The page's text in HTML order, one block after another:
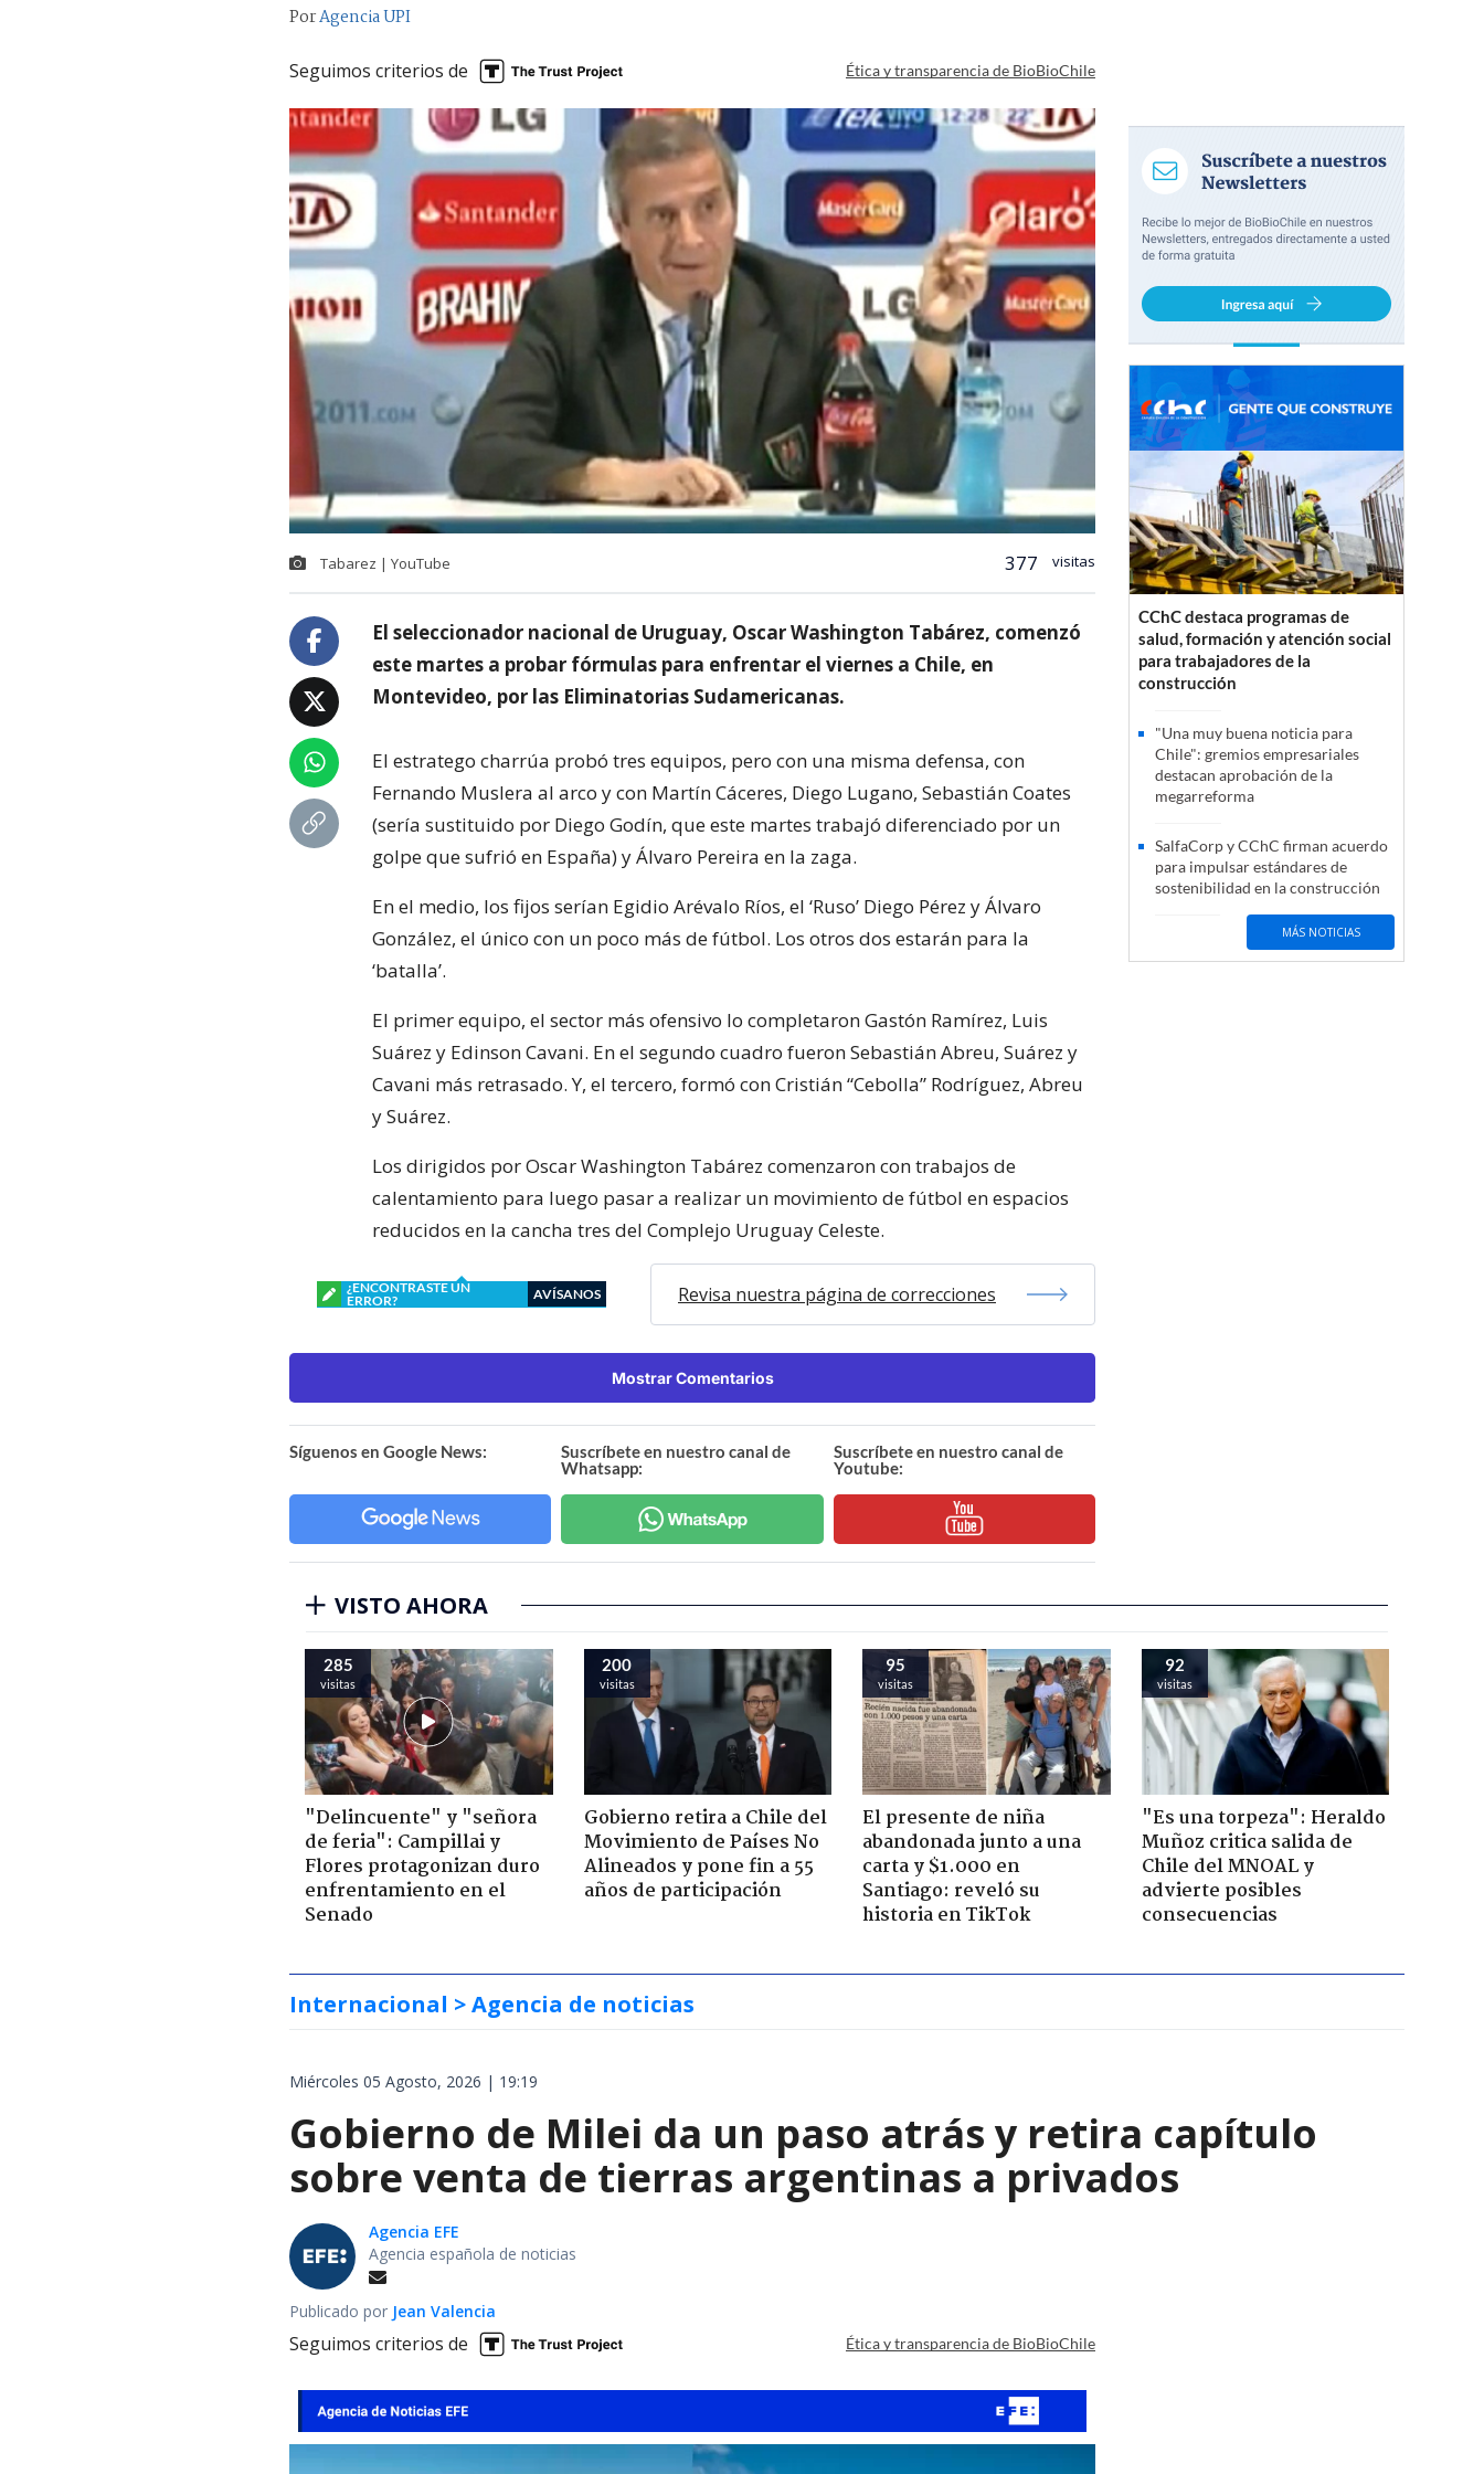
PorAgencia UPI
Seguimos criterios de Ética y transparencia de BioBioChile
Tabarez | YouTube 377 visitas
El seleccionador nacional de Uruguay, Oscar Washington Tabárez, comenzó
este martes a probar fórmulas para enfrentar el viernes a Chile, en
Montevideo, por las Eliminatorias Sudamericanas.
El estratego charrúa probó tres equipos, pero con una misma defensa, con
Fernando Muslera al arco y con Martín Cáceres, Diego Lugano, Sebastián Coates
(sería sustituido por Diego Godín, que este martes trabajó diferenciado por un
golpe que sufrió en España) y Álvaro Pereira en la zaga.
En el medio, los fijos serían Egidio Arévalo Ríos, el ‘Ruso’ Diego Pérez y Álvaro
González, el único con un poco más de fútbol. Los otros dos estarán para la
‘batalla’.
El primer equipo, el sector más ofensivo lo completaron Gastón Ramírez, Luis
Suárez y Edinson Cavani. En el segundo cuadro fueron Sebastián Abreu, Suárez y
Cavani más retrasado. Y, el tercero, formó con Cristián “Cebolla” Rodríguez, Abreu
y Suárez.
Los dirigidos por Oscar Washington Tabárez comenzaron con trabajos de
calentamiento para luego pasar a realizar un movimiento de fútbol en espacios
reducidos en la cancha tres del Complejo Uruguay Celeste.
¿ENCONTRASTE UN
ERROR?
AVÍSANOS Revisa nuestra página de correcciones
Mostrar Comentarios
Síguenos en Google News:
Suscríbete en nuestro canal de
Whatsapp:
Suscríbete en nuestro canal de
Youtube:
CChC destaca programas de
salud, formación y atención social
para trabajadores de la
construcción
"Una muy buena noticia para
Chile": gremios empresariales
destacan aprobación de la
megarreforma
SalfaCorp y CChC firman acuerdo
para impulsar estándares de
sostenibilidad en la construcción
MÁS NOTICIAS
VISTO AHORA
285
visitas
"Delincuente" y "señora
de feria": Campillai y
Flores protagonizan duro
enfrentamiento en el
Senado
200
visitas
Gobierno retira a Chile del
Movimiento de Países No
Alineados y pone fin a 55
años de participación
95
visitas
El presente de niña
abandonada junto a una
carta y $1.000 en
Santiago: reveló su
historia en TikTok
92
visitas
"Es una torpeza": Heraldo
Muñoz critica salida de
Chile del MNOAL y
advierte posibles
consecuencias
Internacional > Agencia de noticias
Miércoles 05 Agosto, 2026 | 19:19
Gobierno de Milei da un paso atrás y retira capítulo
sobre venta de tierras argentinas a privados
Agencia EFE
Agencia española de noticias
Publicado por Jean Valencia
Seguimos criterios de Ética y transparencia de BioBioChile